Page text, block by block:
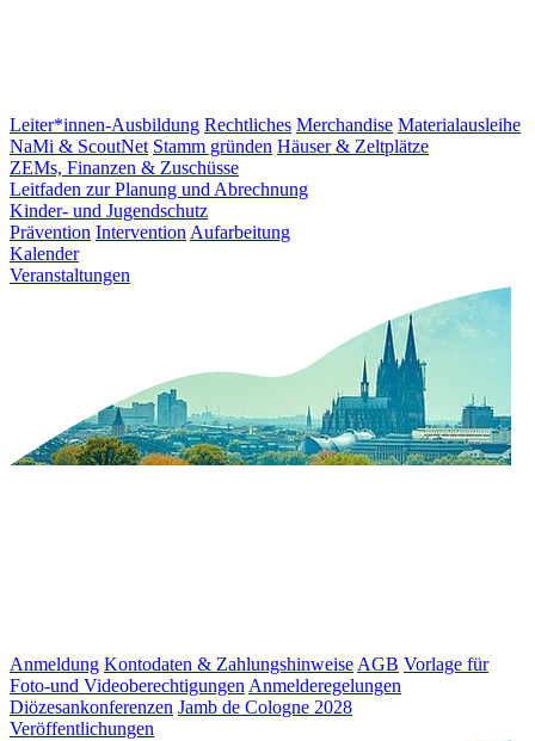
Leiter*innen-Ausbildung Rechtliches Merchandise Materialausleihe
NaMi & ScoutNet Stamm gründen Häuser & Zeltplätze
ZEMs, Finanzen & Zuschüsse
Leitfaden zur Planung und Abrechnung
Kinder- und Jugendschutz
Prävention InterventionAufarbeitung
Kalender
Veranstaltungen
Anmeldung Kontodaten & ZahlungshinweiseAGB Vorlage für
Foto-und VideoberechtigungenAnmelderegelungen
Diözesankonferenzen Jamb de Cologne 2028
Veröffentlichungen